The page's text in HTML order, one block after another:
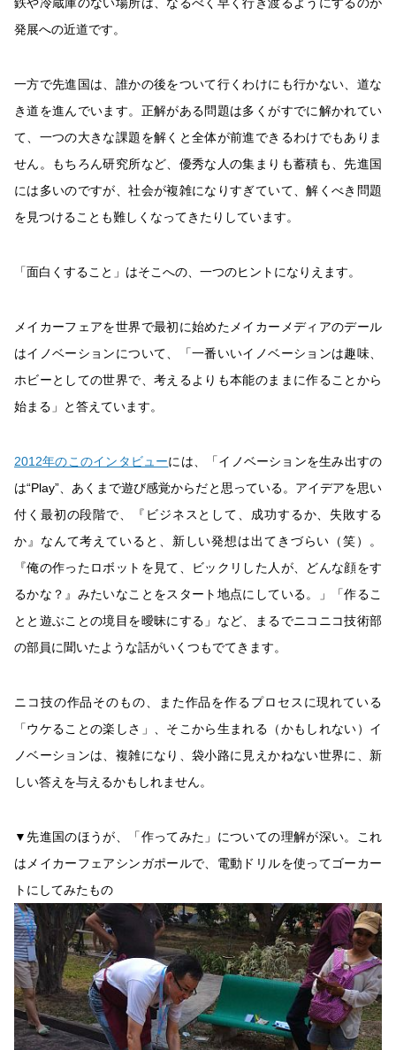
発展への近道です。
一方で先進国は、誰かの後をついて行くわけにも行かない、道な
き道を進んでいます。正解がある問題は多くがすでに解かれてい
て、一つの大きな課題を解くと全体が前進できるわけでもありま
せん。もちろん研究所など、優秀な人の集まりも蓄積も、先進国
には多いのですが、社会が複雑になりすぎていて、解くべき問題
を見つけることも難しくなってきたりしています。
「面白くすること」はそこへの、一つのヒントになりえます。
メイカーフェアを世界で最初に始めたメイカーメディアのデール
はイノベーションについて、「一番いいイノベーションは趣味、
ホビーとしての世界で、考えるよりも本能のままに作ることから
始まる」と答えています。
2012年のこのインタビューには、「イノベーションを生み出すの
は“Play”、あくまで遊び感覚からだと思っている。アイデアを思い
付く最初の段階で、『ビジネスとして、成功するか、失敗する
か』なんて考えていると、新しい発想は出てきづらい（笑）。
『俺の作ったロボットを見て、ビックリした人が、どんな顔をす
るかな？』みたいなことをスタート地点にしている。」「作るこ
とと遊ぶことの境目を曖昧にする」など、まるでニコニコ技術部
の部員に聞いたような話がいくつもでてきます。
ニコ技の作品そのもの、また作品を作るプロセスに現れている
「ウケることの楽しさ」、そこから生まれる（かもしれない）イ
ノベーションは、複雑になり、袋小路に見えかねない世界に、新
しい答えを与えるかもしれません。
▼先進国のほうが、「作ってみた」についての理解が深い。これ
はメイカーフェアシンガポールで、電動ドリルを使ってゴーカー
トにしてみたもの